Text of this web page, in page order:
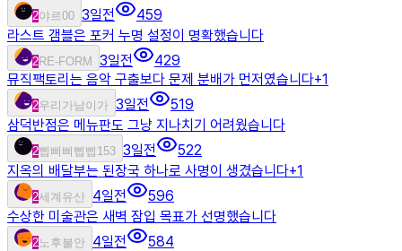
2야르00 3일전
459
라스트 갬블은 포커 누명 설정이 명확했습니다
2RE-FORM 3일전
429
뮤직팩토리는 음악 구출보다 문제 분배가 먼저였습니다+1
2우리가남이가 3일전
519
삼덕반점은 메뉴판도 그냥 지나치기 어려웠습니다
2삡삐삐삡삡153 3일전
522
지옥의 배달부는 된장국 하나로 사명이 생겼습니다+1
2세계유산 4일전
596
수상한 미술관은 새벽 잠입 목표가 선명했습니다
2노후불안 4일전
584